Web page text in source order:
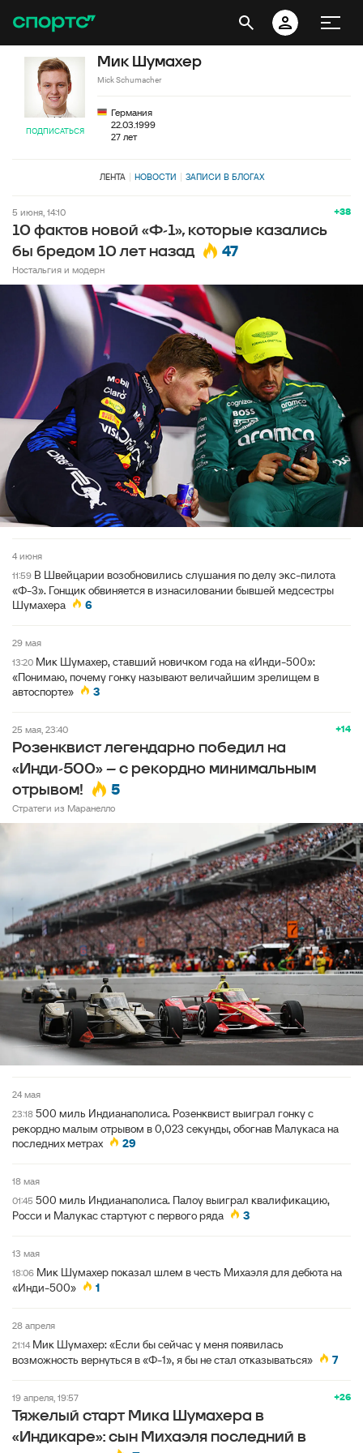
ПОДПИСАТЬСЯ
Мик Шумахер
Mick Schumacher
Германия
22.03.1999
27 лет
ЛЕНТА НОВОСТИ ЗАПИСИ В БЛОГАХ
+38
5 июня, 14:10
10 фактов новой «Ф-1», которые казались
бы бредом 10 лет назад
47
Ностальгия и модерн
4 июня
11:59 В Швейцарии возобновились слушания по делу экс-пилота
«Ф-3». Гонщик обвиняется в изнасиловании бывшей медсестры
Шумахера
6
29 мая
13:20 Мик Шумахер, ставший новичком года на «Инди-500»:
«Понимаю, почему гонку называют величайшим зрелищем в
автоспорте»
3
+14
25 мая, 23:40
Розенквист легендарно победил на
«Инди-500» – с рекордно минимальным
отрывом!
5
Стратеги из Маранелло
24 мая
23:18 500 миль Индианаполиса. Розенквист выиграл гонку с
рекордно малым отрывом в 0,023 секунды, обогнав Малукаса на
последних метрах
29
18 мая
01:45 500 миль Индианаполиса. Палоу выиграл квалификацию,
Росси и Малукас стартуют с первого ряда
3
13 мая
18:06 Мик Шумахер показал шлем в честь Михаэля для дебюта на
«Инди-500»
1
28 апреля
21:14 Мик Шумахер: «Если бы сейчас у меня появилась
возможность вернуться в «Ф-1», я бы не стал отказываться»
7
+26
19 апреля, 19:57
Тяжелый старт Мика Шумахера в
«Индикаре»: сын Михаэля последний в